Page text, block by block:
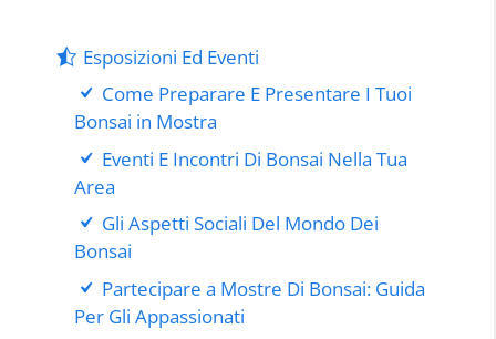
Esposizioni Ed Eventi
Come Preparare E Presentare I Tuoi
Bonsai in Mostra
Eventi E Incontri Di Bonsai Nella Tua
Area
Gli Aspetti Sociali Del Mondo Dei
Bonsai
Partecipare a Mostre Di Bonsai: Guida
Per Gli Appassionati